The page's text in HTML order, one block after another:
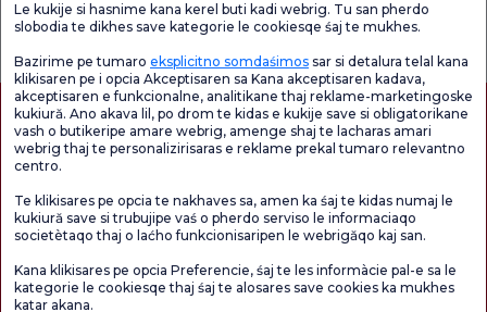
Sondaj general
Verificați
Chestionarul de
Sondaj de
Conținutul paginii are doar scop informativ. Asigurați-vă că vă consultați medicul
pentru diagnostic și tratament.
Le kukije si hasnime kana kerel buti kadi webrig. Tu san pherdo
slobodia te dikhes save kategorie le cookiesqe śaj te mukhes.
Bazirime pe tumaro eksplicitno somdaśimos sar si detalura telal kana
klikisaren pe i opcia Akceptisaren sa Kana akceptisaren kadava,
akceptisaren e funkcionalne, analitikane thaj reklame-marketingoske
kukiură. Ano akava lil, po drom te kidas e kukije save si obligatorikane
vash o butikeripe amare webrig, amenge shaj te lacharas amari
webrig thaj te personalizirisaras e reklame prekal tumaro relevantno
centro.
Te klikisares pe opcia te nakhaves sa, amen ka śaj te kidas numaj le
kukiură save si trubujipe vaś o pherdo serviso le informaciaqo
societètaqo thaj o laćho funkcionisaripen le webrigăqo kaj san.
Kana klikisares pe opcia Preferencie, śaj te les informàcie pal-e sa le
kategorie le cookiesqe thaj śaj te alosares save cookies ka mukhes
katar akana.